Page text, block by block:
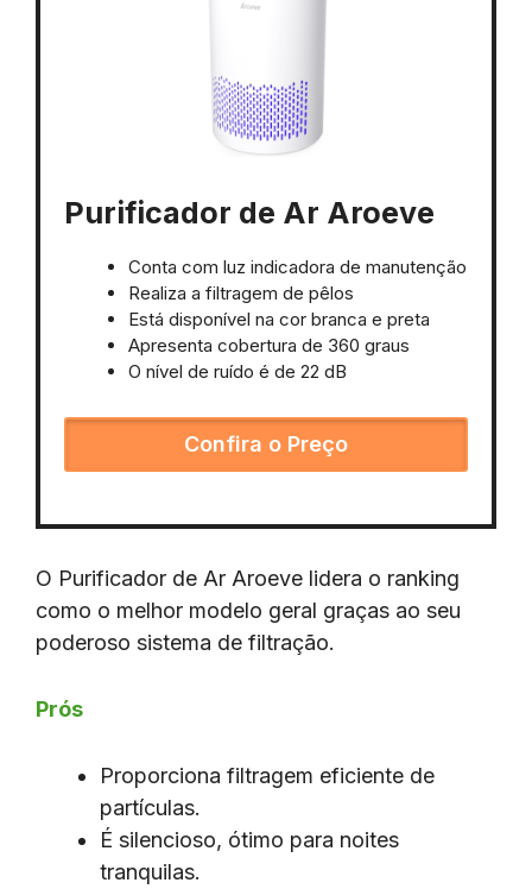
Purificador de Ar Aroeve
Conta com luz indicadora de manutenção
Realiza a filtragem de pêlos
Está disponível na cor branca e preta
Apresenta cobertura de 360 graus
O nível de ruído é de 22 dB
Confira o Preço
O Purificador de Ar Aroeve lidera o ranking
como o melhor modelo geral graças ao seu
poderoso sistema de filtração.
Prós
Proporciona filtragem eficiente de
partículas.
É silencioso, ótimo para noites
tranquilas.